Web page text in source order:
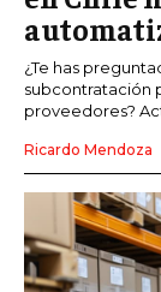
¿Te has
subcontratación
proveedores?
Ricardo Mendoza